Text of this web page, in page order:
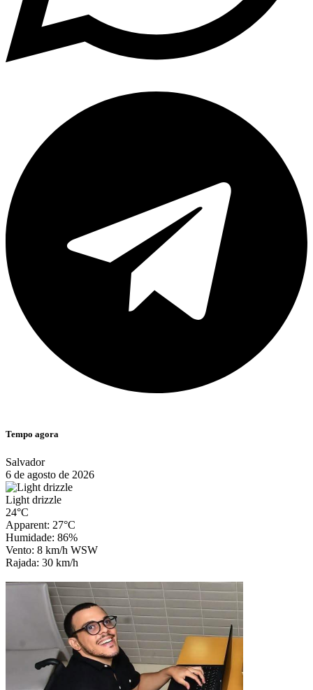
Tempo agora
Salvador
6 de agosto de 2026
Light drizzle
24°C
Apparent: 27°C
Humidade: 86%
Vento: 8 km/h WSW
Rajada: 30 km/h